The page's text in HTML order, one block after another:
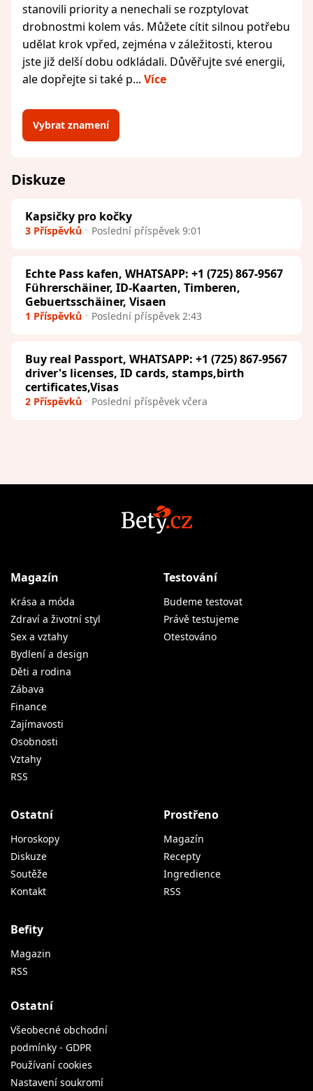
stanovili priority a nenechali se rozptylovat
drobnostmi kolem vás. Můžete cítit silnou potřebu
udělat krok vpřed, zejména v záležitosti, kterou
jste již delší dobu odkládali. Důvěřujte své energii,
ale dopřejte si také p... Více
Vybrat znamení
Diskuze
Kapsičky pro kočky
3 Příspěvků Poslední příspěvek 9:01
Echte Pass kafen, WHATSAPP: +1 (725) 867-9567
Führerschäiner, ID-Kaarten, Timberen,
Gebuertsschäiner, Visaen
1 Příspěvků Poslední příspěvek 2:43
Buy real Passport, WHATSAPP: +1 (725) 867-9567
driver's licenses, ID cards, stamps,birth
certificates,Visas
2 Příspěvků Poslední příspěvek včera
Magazín
Krása a móda
Zdraví a životní styl
Sex a vztahy
Bydlení a design
Děti a rodina
Zábava
Finance
Zajímavosti
Osobnosti
Vztahy
RSS
Testování
Budeme testovat
Právě testujeme
Otestováno
Ostatní
Horoskopy
Diskuze
Soutěže
Kontakt
Prostřeno
Magazín
Recepty
Ingredience
RSS
Befity
Magazin
RSS
Ostatní
Všeobecné obchodní
podmínky - GDPR
Používaní cookies
Nastavení soukromí